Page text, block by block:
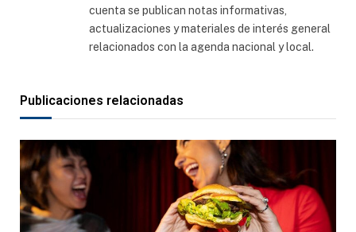
cuenta se publican notas informativas,
actualizaciones y materiales de interés general
relacionados con la agenda nacional y local.
Publicaciones relacionadas